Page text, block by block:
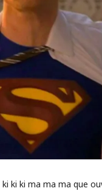
ki ki ma ma ma que